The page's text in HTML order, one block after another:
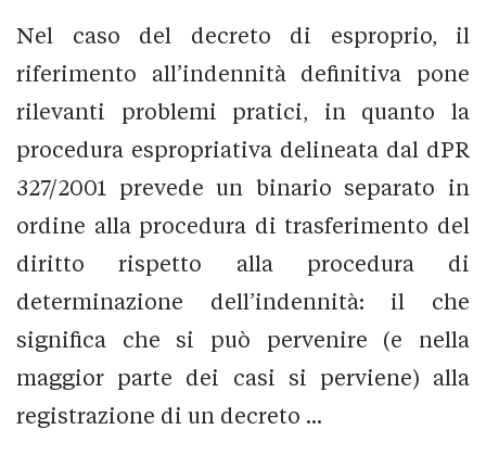
Nel caso del decreto di esproprio, il
riferimento all’indennità definitiva pone
rilevanti problemi pratici, in quanto la
procedura espropriativa delineata dal dPR
327/2001 prevede un binario separato in
ordine alla procedura di trasferimento del
diritto rispetto alla procedura di
determinazione dell’indennità: il che
significa che si può pervenire (e nella
maggior parte dei casi si perviene) alla
registrazione di un decreto ...